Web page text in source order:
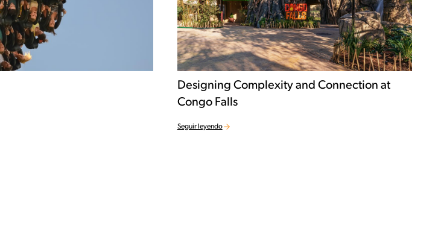
Designing Complexity and Connection at
Congo Falls
Seguir leyendo